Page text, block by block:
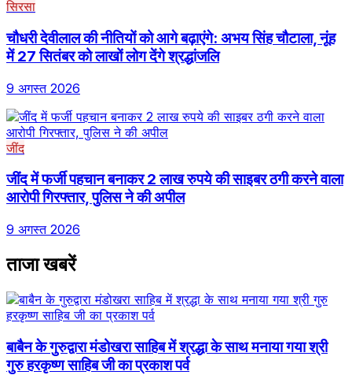
सिरसा
चौधरी देवीलाल की नीतियों को आगे बढ़ाएंगे: अभय सिंह चौटाला, नूंह
में 27 सितंबर को लाखों लोग देंगे श्रद्धांजलि
9 अगस्त 2026
जींद
जींद में फर्जी पहचान बनाकर 2 लाख रुपये की साइबर ठगी करने वाला
आरोपी गिरफ्तार, पुलिस ने की अपील
9 अगस्त 2026
ताजा खबरें
बाबैन के गुरुद्वारा मंडोखरा साहिब में श्रद्धा के साथ मनाया गया श्री
गुरु हरकृष्ण साहिब जी का प्रकाश पर्व